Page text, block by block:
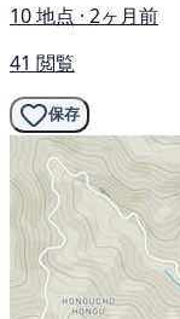
10 地点 · 2ヶ月前
41 閲覧
保存